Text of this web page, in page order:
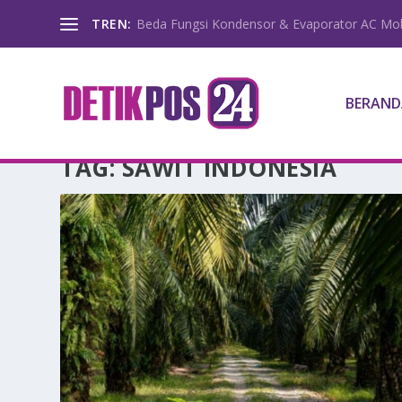
TREN: Beda Fungsi Kondensor & Evaporator AC
TAG:SAWIT INDONESIA